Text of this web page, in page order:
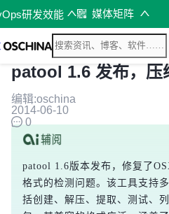
研发效能 媒体矩阵
patool 1.6 发布，压
编辑:oschina
2014-06-10
0
patool 1.6版本发布，修复了
格式的检测问题。该工具支持
括创建、解压、提取、测试、